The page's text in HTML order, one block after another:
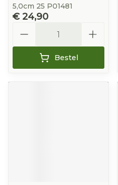
5,0cm 25 P01481
€ 24,90
Bestel